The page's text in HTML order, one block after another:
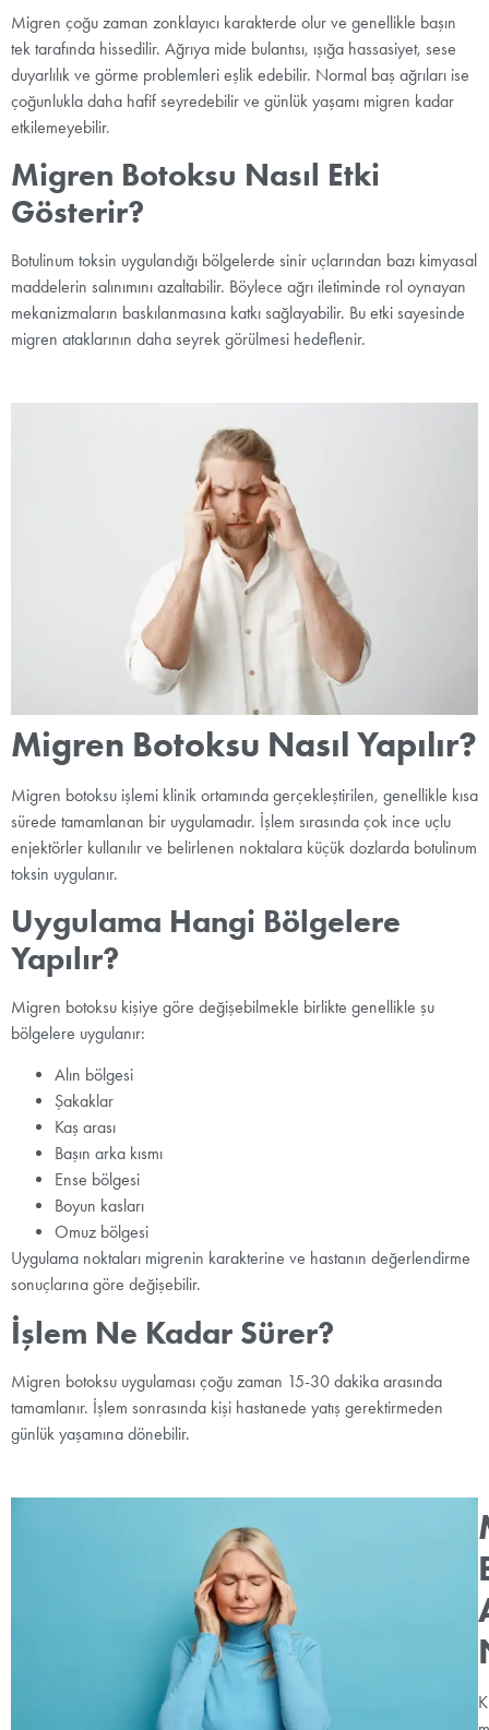
Migren çoğu zaman zonklayıcı karakterde olur ve genellikle başın
tek tarafında hissedilir. Ağrıya mide bulantısı, ışığa hassasiyet, sese
duyarlılık ve görme problemleri eşlik edebilir. Normal baş ağrıları ise
çoğunlukla daha hafif seyredebilir ve günlük yaşamı migren kadar
etkilemeyebilir.
Migren Botoksu Nasıl Etki
Gösterir?
Botulinum toksin uygulandığı bölgelerde sinir uçlarından bazı kimyasal
maddelerin salınımını azaltabilir. Böylece ağrı iletiminde rol oynayan
mekanizmaların baskılanmasına katkı sağlayabilir. Bu etki sayesinde
migren ataklarının daha seyrek görülmesi hedeflenir.
Migren Botoksu Nasıl Yapılır?
Migren botoksu işlemi klinik ortamında gerçekleştirilen, genellikle kısa
sürede tamamlanan bir uygulamadır. İşlem sırasında çok ince uçlu
enjektörler kullanılır ve belirlenen noktalara küçük dozlarda botulinum
toksin uygulanır.
Uygulama Hangi Bölgelere
Yapılır?
Migren botoksu kişiye göre değişebilmekle birlikte genellikle şu
bölgelere uygulanır:
Alın bölgesi
Şakaklar
Kaş arası
Başın arka kısmı
Ense bölgesi
Boyun kasları
Omuz bölgesi
Uygulama noktaları migrenin karakterine ve hastanın değerlendirme
sonuçlarına göre değişebilir.
İşlem Ne Kadar Sürer?
Migren botoksu uygulaması çoğu zaman 15-30 dakika arasında
tamamlanır. İşlem sonrasında kişi hastanede yatış gerektirmeden
günlük yaşamına dönebilir.